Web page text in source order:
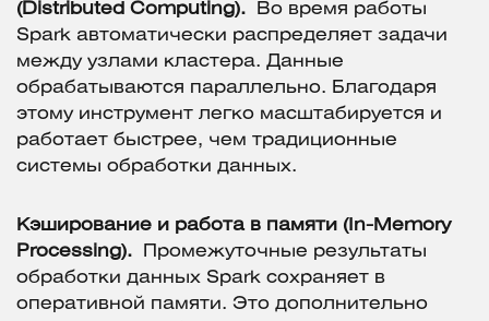
(Distributed Computing).
Во время работы
Spark автоматически распределяет задачи
между узлами кластера. Данные
обрабатываются параллельно. Благодаря
этому инструмент легко масштабируется и
работает быстрее, чем традиционные
системы обработки данных.
Кэширование и работа в памяти (In-Memory
Processing).
Промежуточные результаты
обработки данных Spark сохраняет в
оперативной памяти. Это дополнительно